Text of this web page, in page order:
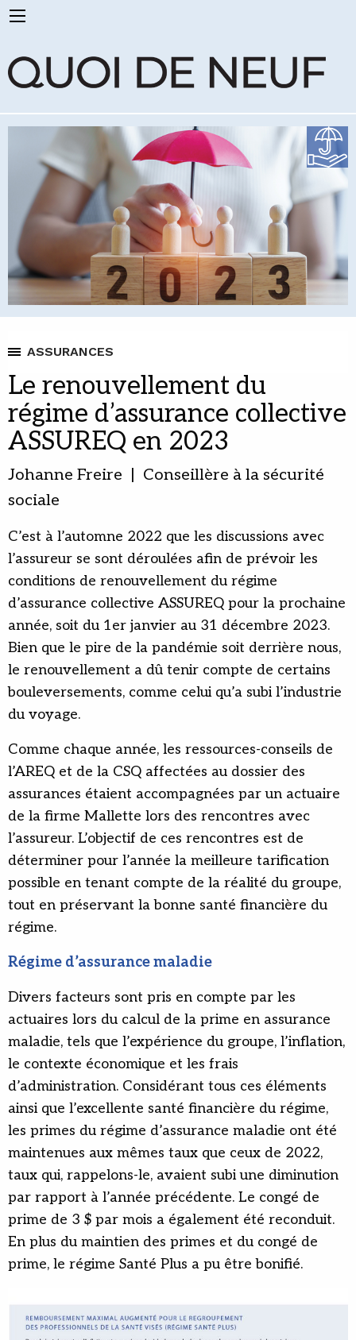
ASSURANCES
Le renouvellement du
régime d’assurance collective
ASSUREQ en 2023
Johanne Freire | Conseillère à la sécurité
sociale
C’est à l’automne 2022 que les discussions avec
l’assureur se sont déroulées afin de prévoir les
conditions de renouvellement du régime
d’assurance collective ASSUREQ pour la prochaine
année, soit du 1er janvier au 31 décembre 2023.
Bien que le pire de la pandémie soit derrière nous,
le renouvellement a dû tenir compte de certains
bouleversements, comme celui qu’a subi l’industrie
du voyage.
Comme chaque année, les ressources-conseils de
l’AREQ et de la CSQ affectées au dossier des
assurances étaient accompagnées par un actuaire
de la firme Mallette lors des rencontres avec
l’assureur. L’objectif de ces rencontres est de
déterminer pour l’année la meilleure tarification
possible en tenant compte de la réalité du groupe,
tout en préservant la bonne santé financière du
régime.
Régime d’assurance maladie
Divers facteurs sont pris en compte par les
actuaires lors du calcul de la prime en assurance
maladie, tels que l’expérience du groupe, l’inflation,
le contexte économique et les frais
d’administration. Considérant tous ces éléments
ainsi que l’excellente santé financière du régime,
les primes du régime d’assurance maladie ont été
maintenues aux mêmes taux que ceux de 2022,
taux qui, rappelons-le, avaient subi une diminution
par rapport à l’année précédente. Le congé de
prime de 3 $ par mois a également été reconduit.
En plus du maintien des primes et du congé de
prime, le régime Santé Plus a pu être bonifié.